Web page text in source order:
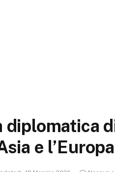
diplomatica
e l’Europa